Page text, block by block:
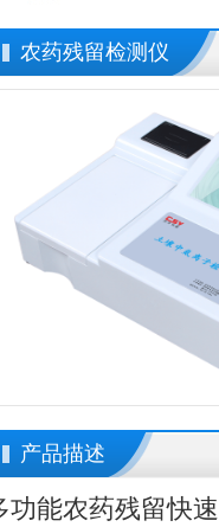
农药残留检测仪
产品描述
功能农药残留快